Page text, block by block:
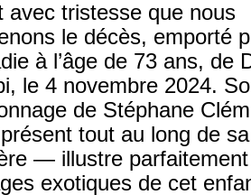
avec tristesse que nous
le décès, emporté
à l’âge de 73 ans, de
le 4 novembre 2024.
de Stéphane
tout au long de sa
— illustre
exotiques de cet